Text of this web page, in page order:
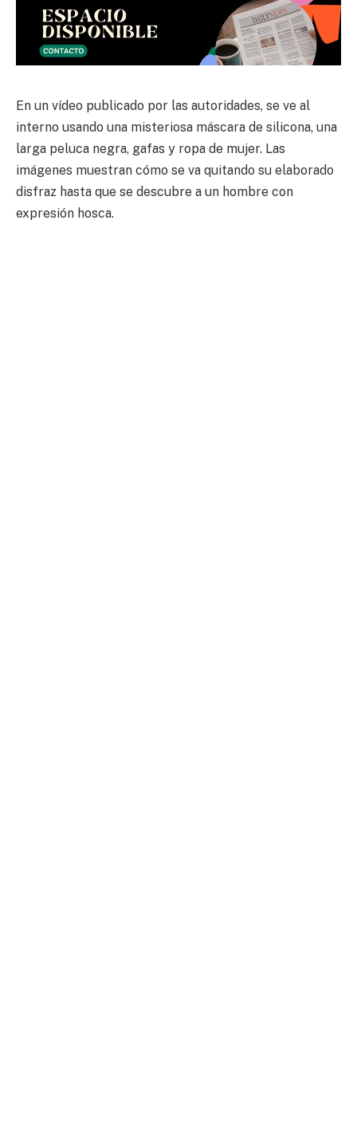
En un vídeo publicado por las autoridades, se ve al
interno usando una misteriosa máscara de silicona, una
larga peluca negra, gafas y ropa de mujer. Las
imágenes muestran cómo se va quitando su elaborado
disfraz hasta que se descubre a un hombre con
expresión hosca.